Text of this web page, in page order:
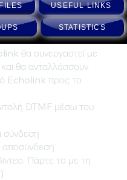
USEFUL LINKS
STATISTICS
θα συνεργαστεί με
θα ανταλλάσσουν
Echolink προς το
DTMF μέσω του
σύνδεση
αποσύνδεση
Πάρτε το με τη